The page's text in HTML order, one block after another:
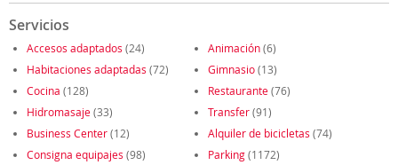
Servicios
Accesos adaptados (24) Animación(6)
Habitaciones adaptadas (72) Gimnasio(13)
Cocina (128) Restaurante(76)
Hidromasaje(33) Transfer(91)
Business Center(12) Alquiler de bicicletas (74)
Consigna equipajes (98) Parking(1172)